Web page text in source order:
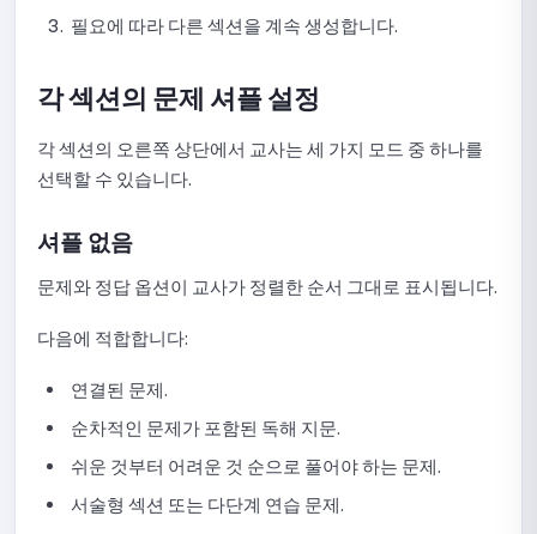
시험 통계 확인 가이드
NineQuiz 퀵 퀴즈(Quick Quiz) 사용법: 완벽 가이드
Quick Quiz 결과 표시 설정 가이드
Quick Quiz 질문 섞기 설정 가이드
Quick Quiz 보상 설정 가이드
Quick Quiz 질문 수동 생성 가이드
필요에 따라 다른 섹션을 계속 생성합니다.
각 섹션의 문제 셔플 설정
각 섹션의 오른쪽 상단에서 교사는 세 가지 모드 중 하나를
선택할 수 있습니다.
셔플 없음
문제와 정답 옵션이 교사가 정렬한 순서 그대로 표시됩니다.
다음에 적합합니다:
연결된 문제.
순차적인 문제가 포함된 독해 지문.
쉬운 것부터 어려운 것 순으로 풀어야 하는 문제.
서술형 섹션 또는 다단계 연습 문제.